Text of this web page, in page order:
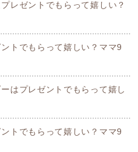
レゼントでもらって嬉しい？
トでもらって嬉しい？ママ9
はプレゼントでもらって嬉し
トでもらって嬉しい？ママ9